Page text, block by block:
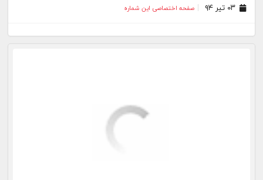
۰۳ تیر ۹۴ صفحه اختصاصی این شماره